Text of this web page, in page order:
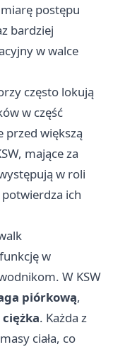
postępu
bardziej
w walce
często lokują
w część
przed większą
mające za
w roli
potwierdza ich
w
W KSW
piórkową,
. Każda z
ciała, co